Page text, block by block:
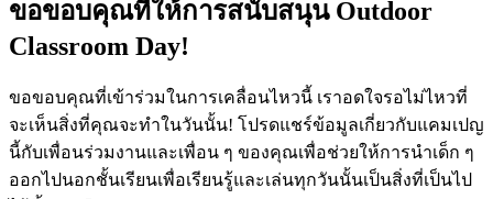
ขอขอบคุณที่ให้การสนับสนุน Outdoor
Classroom Day!
ขอขอบคุณที่เข้าร่วมในการเคลื่อนไหวนี้ เราอดใจรอไม่ไหวที่
จะเห็นสิ่งที่คุณจะทำในวันนั้น! โปรดแชร์ข้อมูลเกี่ยวกับแคมเปญ
นี้กับเพื่อนร่วมงานและเพื่อน ๆ ของคุณเพื่อช่วยให้การนำเด็ก ๆ
ออกไปนอกชั้นเรียนเพื่อเรียนรู้และเล่นทุกวันนั้นเป็นสิ่งที่เป็นไป